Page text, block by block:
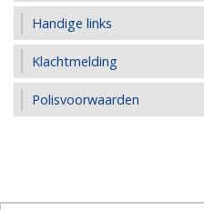
Handige links
Klachtmelding
Polisvoorwaarden